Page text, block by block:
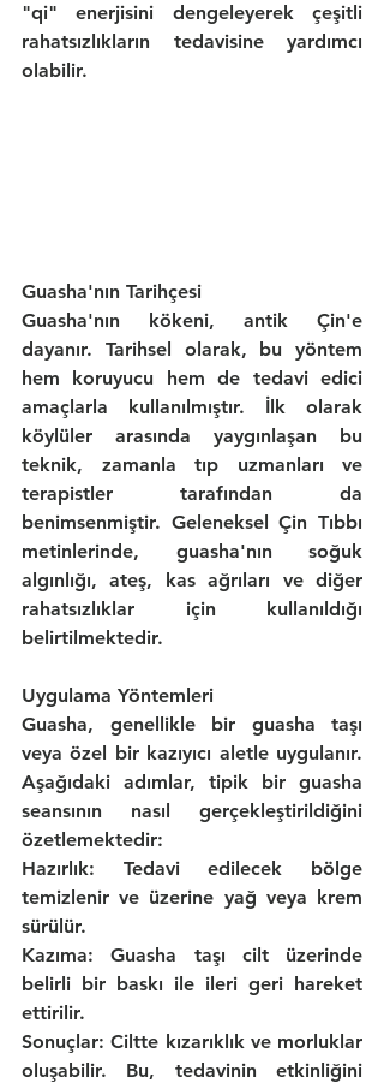
"qi" enerjisini dengeleyerek çeşitli
rahatsızlıkların tedavisine yardımcı
olabilir.
Guasha'nın Tarihçesi
Guasha'nın kökeni, antik Çin'e
dayanır. Tarihsel olarak, bu yöntem
hem koruyucu hem de tedavi edici
amaçlarla kullanılmıştır. İlk olarak
köylüler arasında yaygınlaşan bu
teknik, zamanla tıp uzmanları ve
terapistler tarafından da
benimsenmiştir. Geleneksel Çin Tıbbı
metinlerinde, guasha'nın soğuk
algınlığı, ateş, kas ağrıları ve diğer
rahatsızlıklar için kullanıldığı
belirtilmektedir.
Uygulama Yöntemleri
Guasha, genellikle bir guasha taşı
veya özel bir kazıyıcı aletle uygulanır.
Aşağıdaki adımlar, tipik bir guasha
seansının nasıl gerçekleştirildiğini
özetlemektedir:
Hazırlık: Tedavi edilecek bölge
temizlenir ve üzerine yağ veya krem
sürülür.
Kazıma: Guasha taşı cilt üzerinde
belirli bir baskı ile ileri geri hareket
ettirilir.
Sonuçlar: Ciltte kızarıklık ve morluklar
oluşabilir. Bu, tedavinin etkinliğini